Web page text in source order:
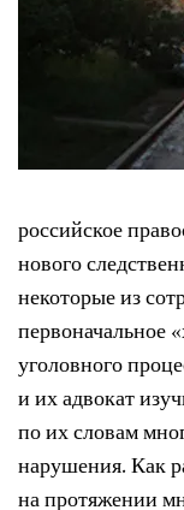
российское
нового
некоторые из
первоначальное
уголовного
и их адвокат
по их словам
нарушения. Как
на протяжении